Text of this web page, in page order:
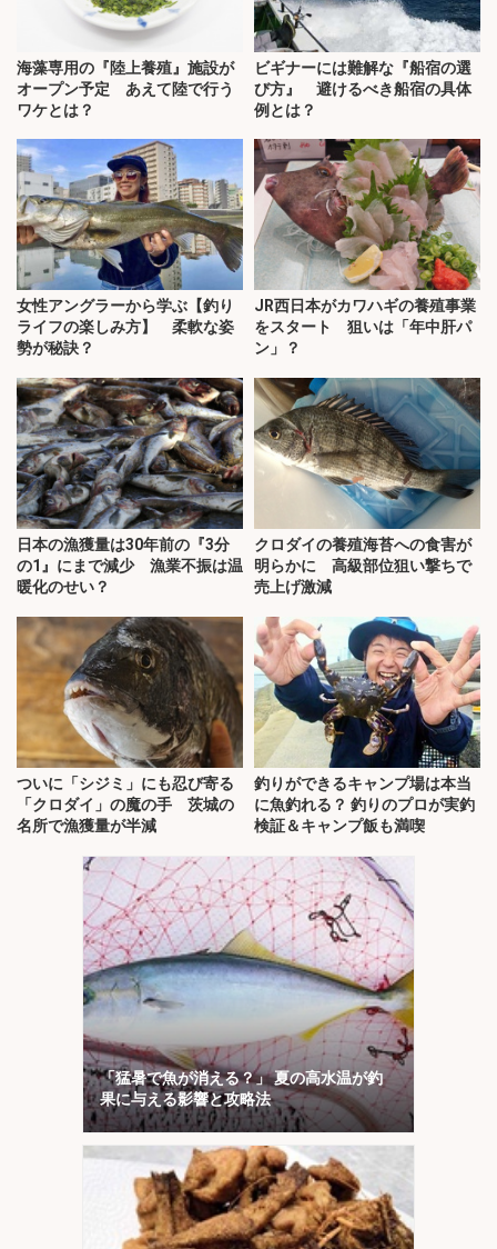
海藻専用の『陸上養殖』施設が
オープン予定 あえて陸で行う
ワケとは？
ビギナーには難解な『船宿の選
び方』 避けるべき船宿の具体
例とは？
女性アングラーから学ぶ【釣り
ライフの楽しみ方】 柔軟な姿
勢が秘訣？
JR西日本がカワハギの養殖事業
をスタート 狙いは「年中肝パ
ン」？
日本の漁獲量は30年前の『3分
の1』にまで減少 漁業不振は温
暖化のせい？
クロダイの養殖海苔への食害が
明らかに 高級部位狙い撃ちで
売上げ激減
ついに「シジミ」にも忍び寄る
「クロダイ」の魔の手 茨城の
名所で漁獲量が半減
釣りができるキャンプ場は本当
に魚釣れる？ 釣りのプロが実釣
検証＆キャンプ飯も満喫
「猛暑で魚が消える？」 夏の高水温が釣
果に与える影響と攻略法